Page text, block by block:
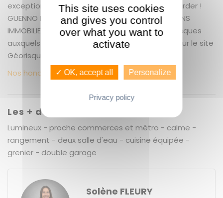
exceptionnel sur le secteur, à découvrir sans tarder !
GUENNO IMMOBILIER, LE PLUS GRAND CHOIX DE BIENS
IMMOBILIERS A RENNES Les informations sur les risques
auxquels ce bien est exposé sont disponibles sur le site
Géorisques : www.georisques.gouv.fr
Nos honoraires
Les + du bien
Lumineux - proche commerces et métro - calme -
rangement - deux salle d'eau - cuisine équipée -
grenier - double garage
Solène FLEURY
This site uses cookies
and gives you control
over what you want to
activate
✓ OK, accept all Personalize
Privacy policy